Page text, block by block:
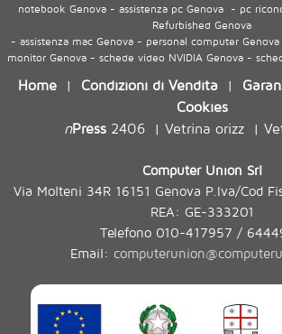
notebook Genova - assistenza pc Genova - pc
Refurbished Genova
- assistenza mac Genova - personal computer
monitor Genova - schede video NVIDIA Genova -
Home | Condizioni di Vendita |
Cookies
nPress2406| Vetrina orizz|
Computer Union Srl
Via Molteni 34R 16151 Genova P.Iva/Cod
REA: GE-333201
Telefono 010-417957 /
Email: